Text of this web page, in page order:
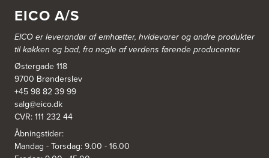
2635 Ishøj
https://www.power.dk/butik/power-ishoj/s-3830/
3831: Power Rødovre
Rødovre Centrum 90
2610 Rødovre
https://www.power.dk/butik/power-roedovre/s-3831/
3832: Power Slagelse
Japanvej 8
4200 Slagelse
Tel.:70338080
EICO A/S
EICO er leverandør af emhætter, hvidevarer ogandre produkter
til køkken og bad, fra nogle af verdens førende producenter.
Østergade 118
9700 Brønderslev
+45 98 82 39 99
salg@eico.dk
CVR: 111 232 44
Åbningstider:
Mandag - Torsdag: 9.00 - 16.00